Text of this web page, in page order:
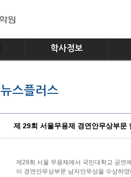
학사정보
교과과정
뉴스플러스
제 29회 서울무용제 경연안무상부문
제29회 서울 무용제에서 국민대학교 공연
이 경연안무상부문 남자안무상을 수상하였